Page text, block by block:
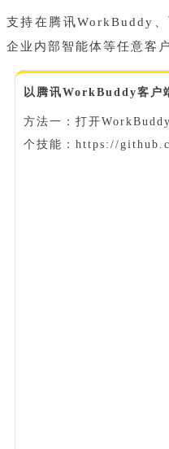
支持在腾讯WorkBuddy
企业内部 智能体等任意客
以腾讯WorkBuddy客户
方法一：打开
个技能：https://